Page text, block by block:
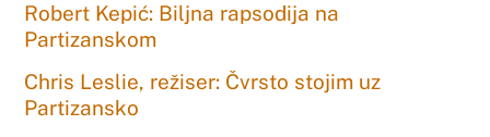
Robert Kepić: Biljna rapsodija na
Partizanskom
Chris Leslie, režiser: Čvrsto stojim uz
Partizansko